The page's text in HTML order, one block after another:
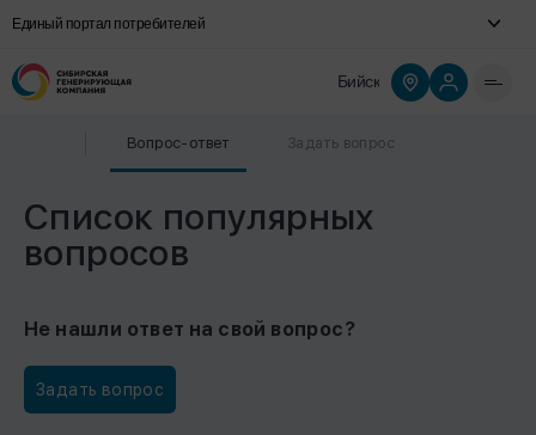
Единый портал потребителей
Бийск
Вопрос-ответ Задать вопрос
Список популярных
вопросов
Не нашли ответ на свой вопрос?
Задать вопрос